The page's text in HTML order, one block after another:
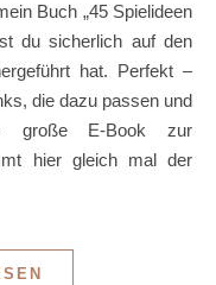
Buch „45 Spielideen
du sicherlich auf den
hat. Perfekt –
die dazu passen und
große E-Book zur
hier gleich mal der